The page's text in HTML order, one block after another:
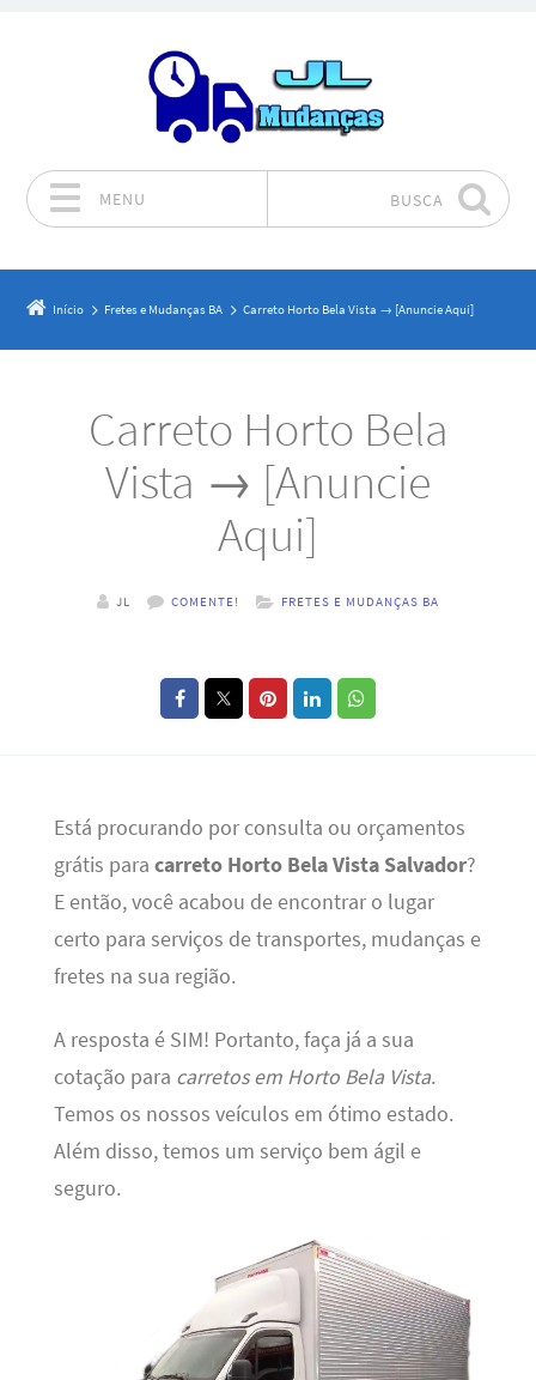
MENU BUSCA
Início Fretes e Mudanças BA Carreto Horto Bela Vista → [Anuncie Aqui]
Carreto Horto Bela
Vista → [Anuncie
Aqui]
JL COMENTE! FRETES E MUDANÇAS BA
Está procurando por consulta ou orçamentos
grátis para carreto Horto Bela Vista Salvador?
E então, você acabou de encontrar o lugar
certo para serviços de transportes, mudanças e
fretes na sua região.
A resposta é SIM! Portanto, faça já a sua
cotação para carretos em Horto Bela Vista.
Temos os nossos veículos em ótimo estado.
Além disso, temos um serviço bem ágil e
seguro.